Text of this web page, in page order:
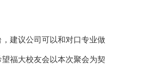
建议公司可以和对口专业做
福大校友会以本次聚会为契